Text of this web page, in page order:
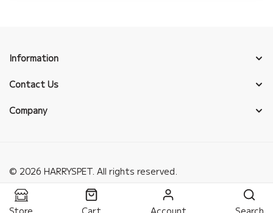
Information
Contact Us
Company
© 2026 HARRYSPET. All rights reserved.
Store Cart Account Search